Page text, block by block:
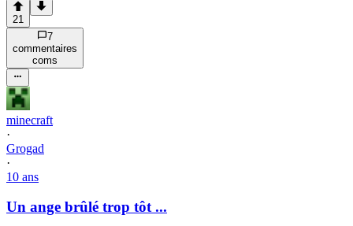
21
7
commentaires
coms
minecraft
·
Grogad
·
10 ans
Un ange brûlé trop tôt ...